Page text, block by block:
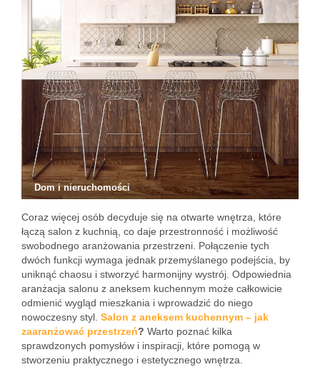
Dom i nieruchomości
Coraz więcej osób decyduje się na otwarte wnętrza, które
łączą salon z kuchnią, co daje przestronność i możliwość
swobodnego aranżowania przestrzeni. Połączenie tych
dwóch funkcji wymaga jednak przemyślanego podejścia, by
uniknąć chaosu i stworzyć harmonijny wystrój. Odpowiednia
aranżacja salonu z aneksem kuchennym może całkowicie
odmienić wygląd mieszkania i wprowadzić do niego
nowoczesny styl. Salon z aneksem kuchennym – jak
zaaranżować przestrzeń? Warto poznać kilka
sprawdzonych pomysłów i inspiracji, które pomogą w
stworzeniu praktycznego i estetycznego wnętrza.